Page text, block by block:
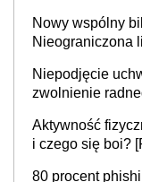
Nowy wspólny
Nieograniczona
Niepodjęcie
zwolnienie
sprawy
Aktywność
i czego się boi?
80 procent